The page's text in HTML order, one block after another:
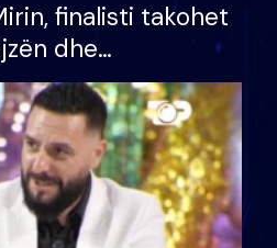
finalisti takohet
dhe
ndonjë letër